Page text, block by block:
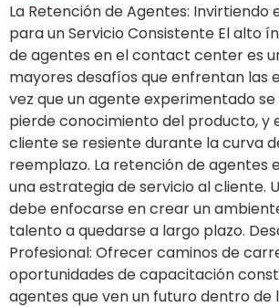
La Retención de Agentes: Invirtiendo
para un Servicio Consistente El alto
de agentes en el contact center es
mayores desafíos que enfrentan las
vez que un agente experimentado
pierde conocimiento del producto, y
cliente se resiente durante la curva
reemplazo. La retención de agentes
una estrategia de servicio al cliente.
debe enfocarse en crear un
talento a quedarse a largo plazo.
Profesional: Ofrecer caminos de
oportunidades de capacitación
agentes que ven un futuro dentro de